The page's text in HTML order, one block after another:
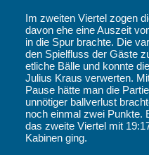
Im zweiten Viertel zogen
davon ehe eine Auszeit
in die Spur brachte. Die
den Spielfluss der Gäste
etliche Bälle und konnte
Julius Kraus verwerten.
Pause hätte man die
unnötiger ballverlust
noch einmal zwei Punkte.
das zweite Viertel mit
Kabinen ging.